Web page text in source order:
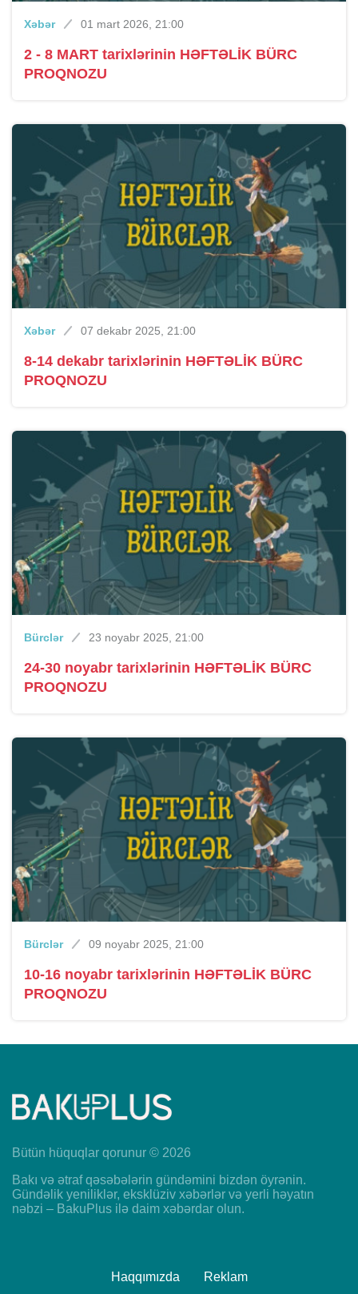
Xəbər 01 mart 2026, 21:00
2 - 8 MART tarixlərinin HƏFTƏLİK BÜRC
PROQNOZU
Xəbər 07 dekabr 2025, 21:00
8-14 dekabr tarixlərinin HƏFTƏLİK BÜRC
PROQNOZU
Bürclər 23 noyabr 2025, 21:00
24-30 noyabr tarixlərinin HƏFTƏLİK BÜRC
PROQNOZU
Bürclər 09 noyabr 2025, 21:00
10-16 noyabr tarixlərinin HƏFTƏLİK BÜRC
PROQNOZU
Bütün hüquqlar qorunur © 2026
Bakı və ətraf qəsəbələrin gündəmini bizdən öyrənin.
Gündəlik yeniliklər, eksklüziv xəbərlər və yerli həyatın
nəbzi – BakuPlus ilə daim xəbərdar olun.
Haqqımızda Reklam